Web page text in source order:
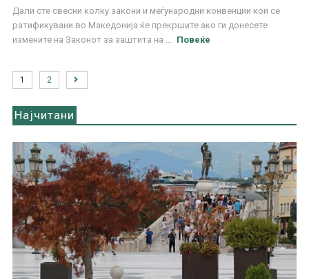
Дали сте свесни колку закони и меѓународни конвенции кои се
ратификувани во Македонија ќе прекршите ако ги донесете
измените на Законот за заштита на ...
Повеќе
1 2
Најчитани